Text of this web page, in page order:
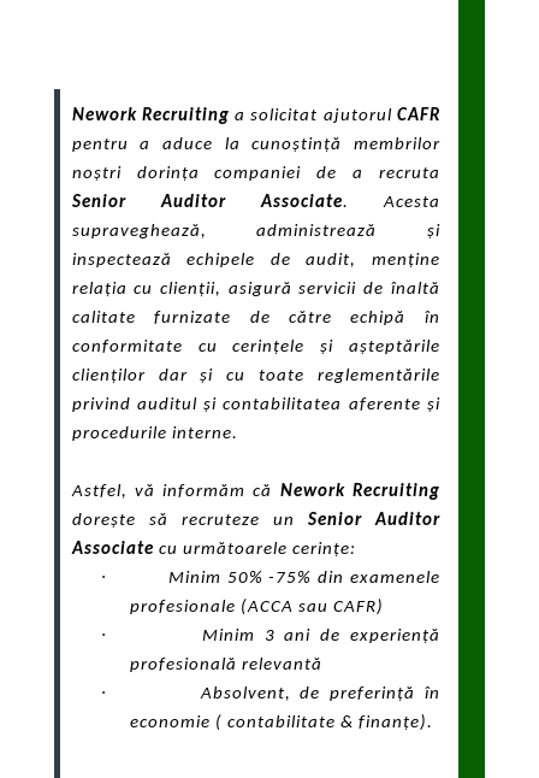
Nework Recruitinga solicitat ajutorul CAFR
pentru a aduce la cunoștință membrilor
noștri dorința companiei de a recruta
Senior Auditor Associate.
Acesta
supraveghează, administrează și
inspectează echipele de audit, menține
relația cu clienții, asigură servicii de înaltă
calitate furnizate de către echipă în
conformitate cu cerințele și așteptările
clienților dar și cu toate reglementările
privind auditul și contabilitatea aferente și
procedurile interne.
Astfel, vă informăm că Nework Recruiting
dorește să recruteze un Senior Auditor
Associate cu următoarele cerințe:
·
Minim 50% -75% din examenele
profesionale (ACCA sau CAFR)
·
Minim 3 ani de experiență
profesională relevantă
·
Absolvent, de preferință în
economie ( contabilitate & finanțe).